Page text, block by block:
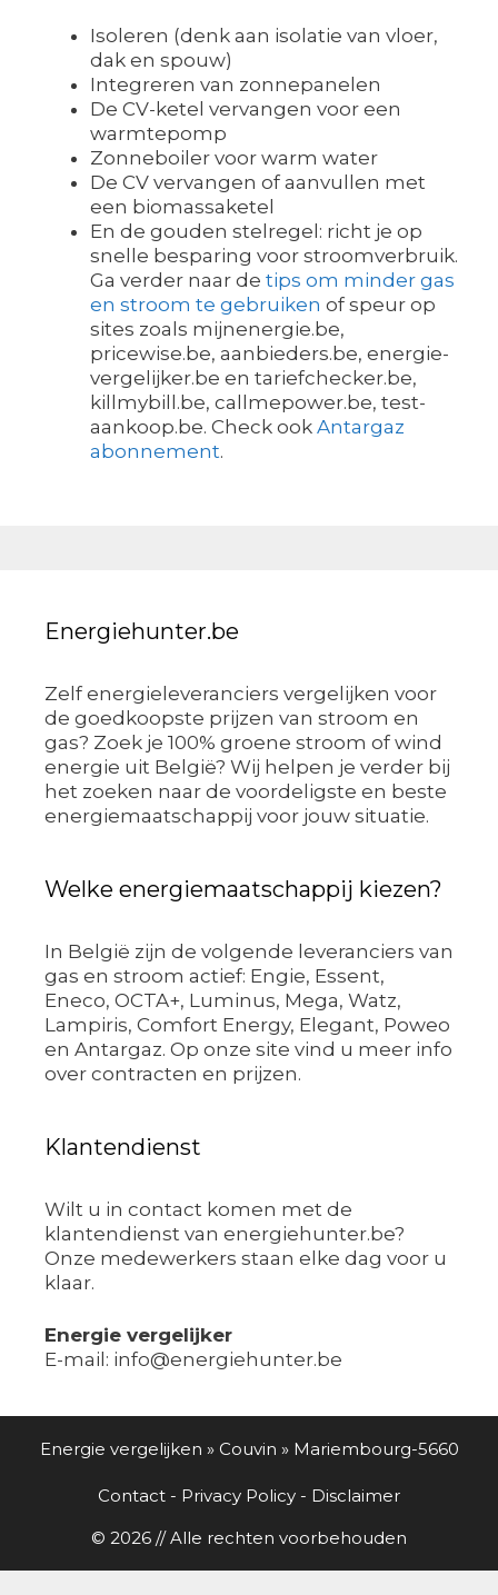
Isoleren (denk aan isolatie van vloer,
dak en spouw)
Integreren van zonnepanelen
De CV-ketel vervangen voor een
warmtepomp
Zonneboiler voor warm water
De CV vervangen of aanvullen met
een biomassaketel
En de gouden stelregel: richt je op
snelle besparing voor stroomverbruik.
Ga verder naar de tips om minder gas
en stroom te gebruiken of speur op
sites zoals mijnenergie.be,
pricewise.be, aanbieders.be, energie-
vergelijker.be en tariefchecker.be,
killmybill.be, callmepower.be, test-
aankoop.be. Check ook Antargaz
abonnement.
Energiehunter.be
Zelf energieleveranciers vergelijken voor
de goedkoopste prijzen van stroom en
gas? Zoek je 100% groene stroom of wind
energie uit België? Wij helpen je verder bij
het zoeken naar de voordeligste en beste
energiemaatschappij voor jouw situatie.
Welke energiemaatschappij kiezen?
In België zijn de volgende leveranciers van
gas en stroom actief: Engie, Essent,
Eneco, OCTA+, Luminus, Mega, Watz,
Lampiris, Comfort Energy, Elegant, Poweo
en Antargaz. Op onze site vind u meer info
over contracten en prijzen.
Klantendienst
Wilt u in contact komen met de
klantendienst van energiehunter.be?
Onze medewerkers staan elke dag voor u
klaar.
Energie vergelijker
E-mail: info@energiehunter.be
Energie vergelijken » Couvin » Mariembourg-5660
Contact - Privacy Policy - Disclaimer
© 2026 // Alle rechten voorbehouden